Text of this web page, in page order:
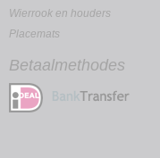
Wierrook en houders
Placemats
Betaalmethodes